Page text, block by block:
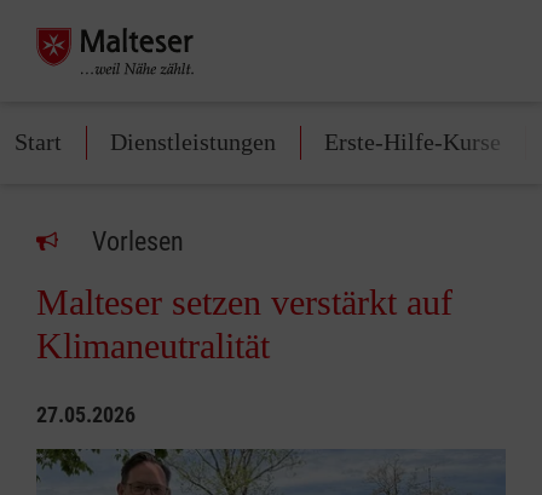
Start Dienstleistungen Erste-Hilfe-Kurse
Vorlesen
Malteser setzen verstärkt auf
Klimaneutralität
27.05.2026